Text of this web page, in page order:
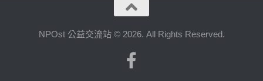
NPOst 公益交流站 © 2026. All Rights Reserved.